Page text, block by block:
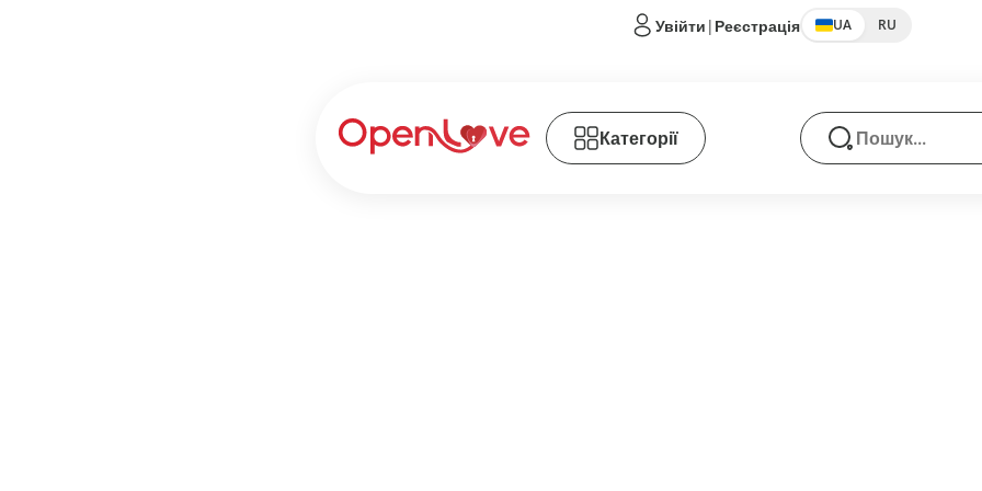
Увійти | Реєстрація UA RU
Категорії Пошук товарів